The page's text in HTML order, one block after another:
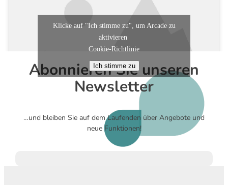
Klicke auf "Ich stimme zu", um Arcade zu
aktivieren
Cookie-Richtlinie
Ich stimme zu
Abonnieren Sie unseren
Newsletter
…und bleiben Sie auf dem Laufenden über Angebote und
neue Funktionen!